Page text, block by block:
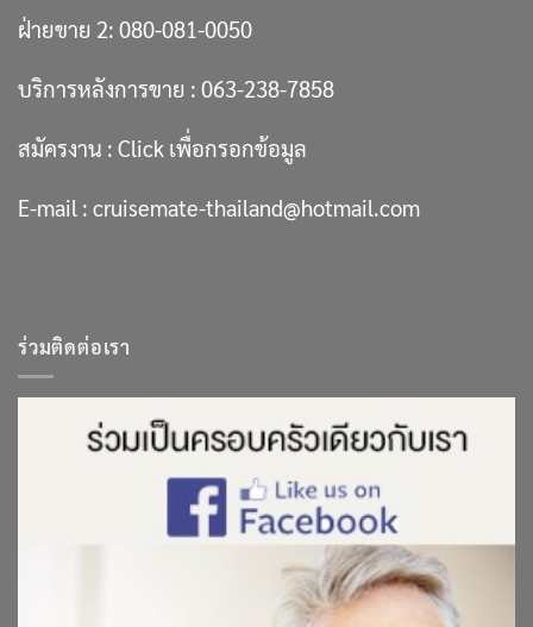
ฝ่ายขาย 2: 080-081-0050
บริการหลังการขาย : 063-238-7858
สมัครงาน : Click เพื่อกรอกข้อมูล
E-mail : cruisemate-thailand@hotmail.com
ร่วมติดต่อเรา